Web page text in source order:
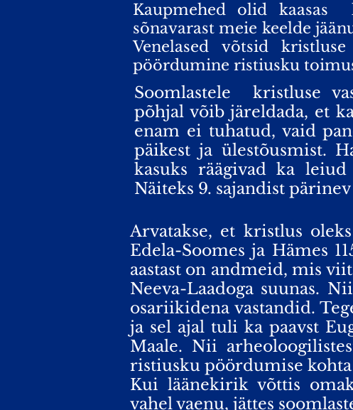
Kaupmehed olid
sõnavarast meie keelde
Venelased võtsid
pöördumine ristiusku
Soomlastele kristluse
põhjal võib järeldada, et
enam ei tuhatud, vaid
päikest ja ülestõusmist.
kasuks räägivad ka
Näiteks 9. sajandist
Arvatakse, et kristlus
Edela-Soomes ja Hämes
aastast on andmeid, mis
Neeva-Laadoga suunas.
osariikidena vastandid.
ja sel ajal tuli ka paavst
Maale. Nii
ristiusku pöördumise kohta
Kui läänekirik võttis
vahel vaenu, jättes